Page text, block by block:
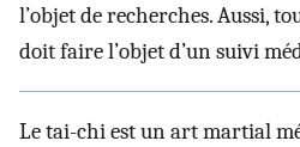
l’objet de recherches. Aussi,
doit faire l’objet d’un suivi
Le tai-chi est un art martial